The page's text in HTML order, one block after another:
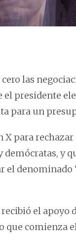
las
el presidente
para un
X para
y
denominado
el apoyo
comienza